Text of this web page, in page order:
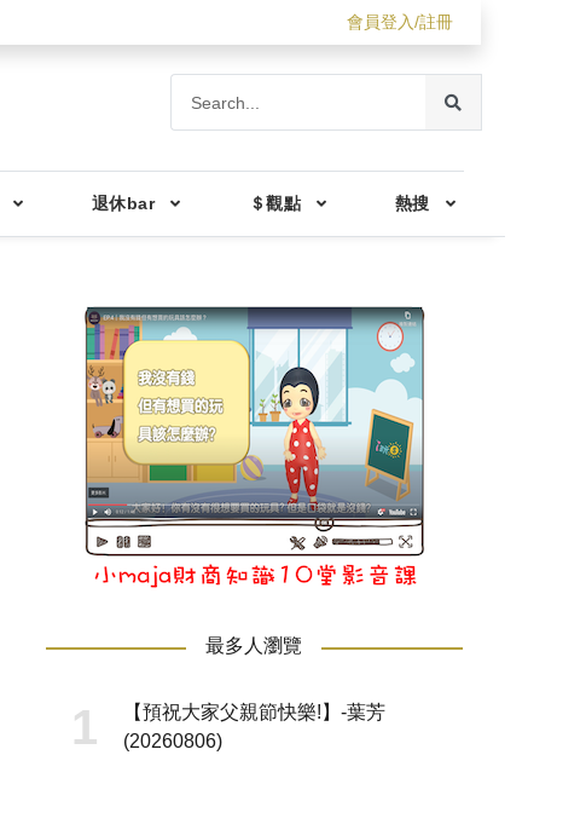
會員登入/註冊
退休bar ＄觀點 熱搜
最多人瀏覽
【預祝大家父親節快樂!】-葉芳
(20260806)